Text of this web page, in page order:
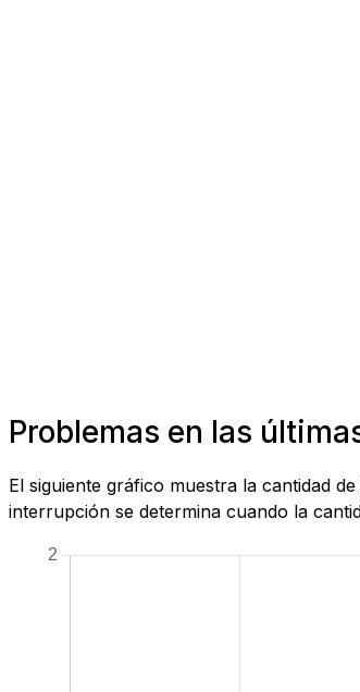
Problemas en las
El siguiente gráfico muestra la cantidad
interrupción se determina cuando la